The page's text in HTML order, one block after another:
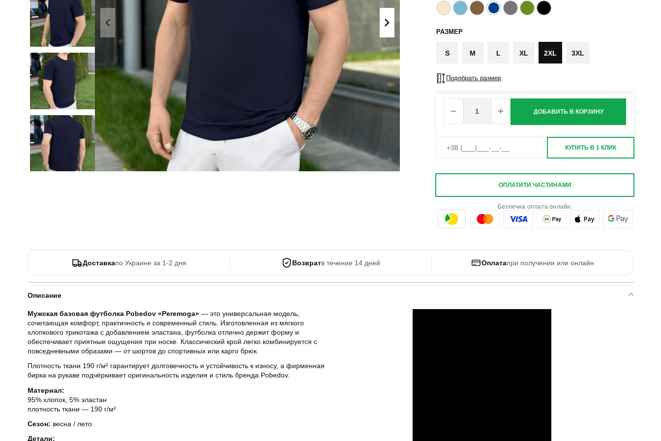
Поло
Сорочки
Футболки
Майка
ХУДІ, СВІТШОТИ, СВЕТРИ
Кофти
Світшоти
Боди
РАЗМЕР
S M L XL 2XL 3XL
Подобрать размер
ДОБАВИТЬ В КОРЗИНУ
КУПИТЬ В 1 КЛИК
ОПЛАТИТИ ЧАСТИНАМИ
Безпечна оплата онлайн:
Доставкапо Украине за 1-2 дня Возвратв течение 14 дней Оплатапри получении или онлайн
Описание
Мужская базовая футболка Pobedov «Peremoga» — это универсальная модель,
сочетающая комфорт, практичность и современный стиль. Изготовленная из мягкого
хлопкового трикотажа с добавлением эластана, футболка отлично держит форму и
обеспечивает приятные ощущения при носке. Классический крой легко комбинируется с
повседневными образами — от шортов до спортивных или карго брюк.
Плотность ткани 190 г/м² гарантирует долговечность и устойчивость к износу, а фирменная
бирка на рукаве подчёркивает оригинальность изделия и стиль бренда Pobedov.
Материал:
95% хлопок, 5% эластан
плотность ткани — 190 г/м²
Сезон: весна / лето
Детали: